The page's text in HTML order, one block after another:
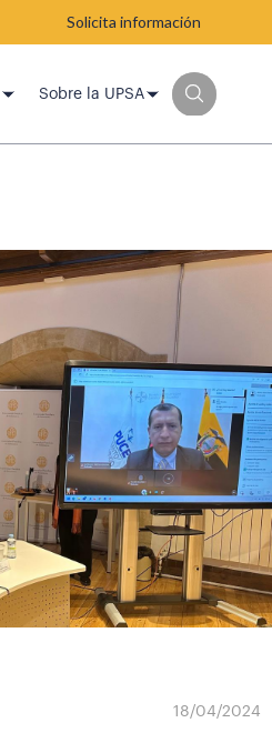
Solicita información
Sobre la UPSA
18/04/2024